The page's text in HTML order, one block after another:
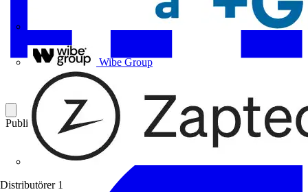
Wibe Group
Distributörer 1
Publicerad: 7 januari 2019 Kategori: Branschnyheter